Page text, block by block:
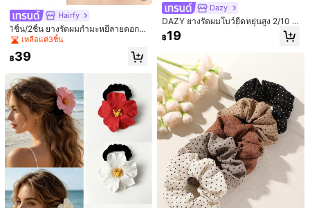
4.91 4.7K ผู้ติดตาม
4.91 4.7K ผู้ติดตาม
4.91 4.7K ผู้ติดตาม
2ชิ้น กิ๊บติดผมโบว์ริบบิ้น Ombre, เครื่อง
ประดับผมตกแต่งลูกกวาดน่ารักสำหรับเ
ด็กผู้หญิงและวัยรุ่น
ลูกค้ากลับมาซื้อซ้ำ!
59
Save ฿7
1/2/3/4/5 ชิ้น กิ๊บติดผมโบว์สีชมพูรุ้งสำ
หรับเด็กผู้หญิง, เครื่องประดับผมเจ้าหญิ
ง, กิ๊บติดผม (ไม่มีการ์ดกระดาษ)
ลูกค้ากลับมาซื้อซ้ำ!
฿42 -14%
Hairfy
1ชิ้น/2ชิ้น ยางรัดผมกำมะหยี่ลายดอกไ
ม้ประดับลูกปัด, ยางรัดผมผ้าชีฟองประ
ดับดอกกุหลาบคริสตัล, อุปกรณ์เสริมผม
ผู้หญิงที่หรูหรา ยางรัดผมหางม้า ยางยื
เหลือแค่3ชิ้น
฿39
Dazy
DAZY ยางรัดผมโบว์ยืดหยุ่นสูง 2/10 ชิ้
น สำหรับผู้หญิงและเด็กผู้หญิง ยางรัดผ
มสีดำหนาไร้รอยต่อ ยางรัดผมยืดหยุ่นไ
ดผมแบบยางยืด ยางรัดผมแบบผ้า ยาง
รัดผมแบบสปริง อุปกรณ์เสริมสำหรับผม
ยางรัดผมแบบยางยืด อุปกรณ์เสริมควา
มงามสำหรับผมที่บ้าน
฿19